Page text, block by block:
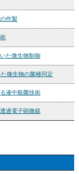
作製
た微生物制御
微生物の菌種同定
液中殺菌技術
過電子顕微鏡